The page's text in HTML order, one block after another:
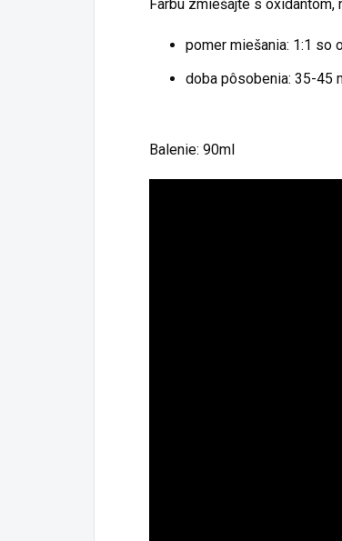
Farbu zmiešajte s
pomer miešania: 1:1 so
doba pôsobenia: 35-45
Balenie: 90ml